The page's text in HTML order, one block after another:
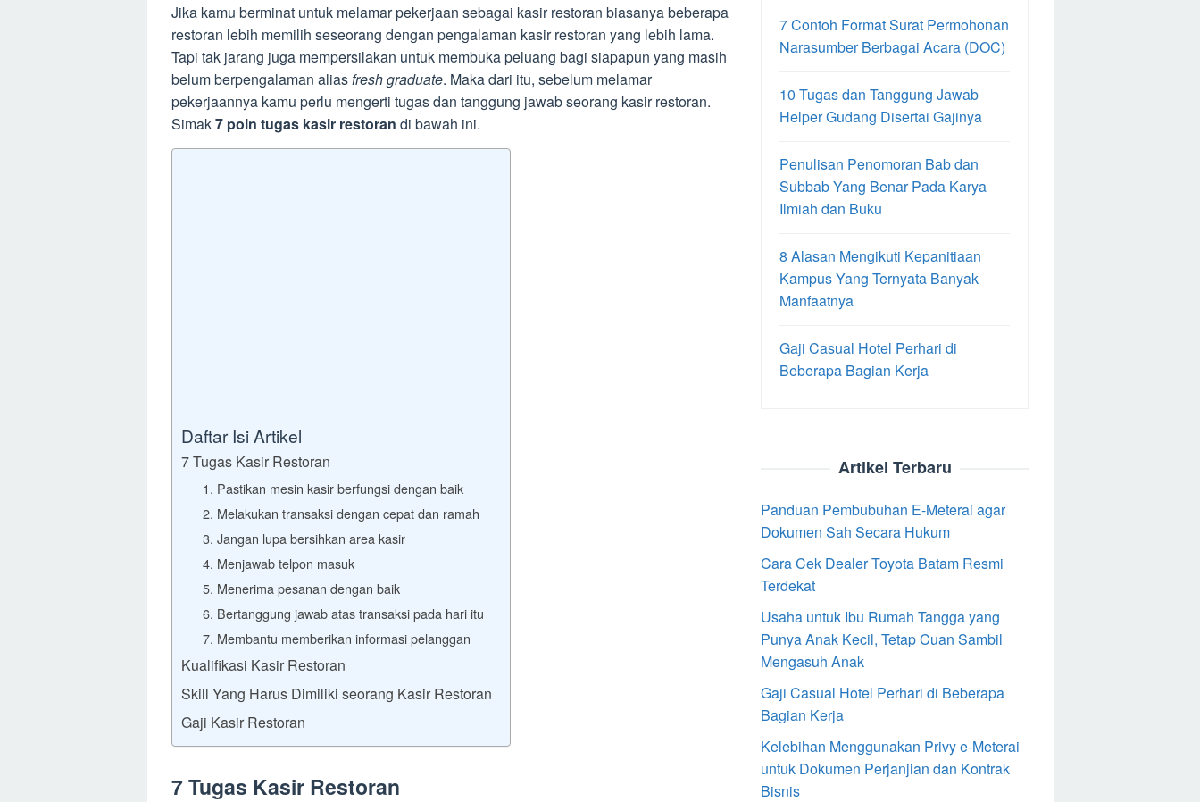
Jika kamu berminat untuk melamar pekerjaan sebagai kasir restoran biasanya beberapa
restoran lebih memilih seseorang dengan pengalaman kasir restoran yang lebih lama.
Tapi tak jarang juga mempersilakan untuk membuka peluang bagi siapapun yang masih
belum berpengalaman alias fresh graduate. Maka dari itu, sebelum melamar
pekerjaannya kamu perlu mengerti tugas dan tanggung jawab seorang kasir restoran.
Simak7 poin tugas kasir restoran di bawah ini.
Daftar Isi Artikel
7 Tugas Kasir Restoran
1. Pastikan mesin kasir berfungsi dengan baik
2. Melakukan transaksi dengan cepat dan ramah
3. Jangan lupa bersihkan area kasir
4. Menjawab telpon masuk
5. Menerima pesanan dengan baik
6. Bertanggung jawab atas transaksi pada hari itu
7. Membantu memberikan informasi pelanggan
Kualifikasi Kasir Restoran
Skill Yang Harus Dimiliki seorang Kasir Restoran
Gaji Kasir Restoran
7 Tugas Kasir Restoran
7 Contoh Format Surat Permohonan
Narasumber Berbagai Acara (DOC)
10 Tugas dan Tanggung Jawab
Helper Gudang Disertai Gajinya
Penulisan Penomoran Bab dan
Subbab Yang Benar Pada Karya
Ilmiah dan Buku
8 Alasan Mengikuti Kepanitiaan
Kampus Yang Ternyata Banyak
Manfaatnya
Gaji Casual Hotel Perhari di
Beberapa Bagian Kerja
Artikel Terbaru
Panduan Pembubuhan E-Meterai agar
Dokumen Sah Secara Hukum
Cara Cek Dealer Toyota Batam Resmi
Terdekat
Usaha untuk Ibu Rumah Tangga yang
Punya Anak Kecil, Tetap Cuan Sambil
Mengasuh Anak
Gaji Casual Hotel Perhari di Beberapa
Bagian Kerja
Kelebihan Menggunakan Privy e-Meterai
untuk Dokumen Perjanjian dan Kontrak
Bisnis